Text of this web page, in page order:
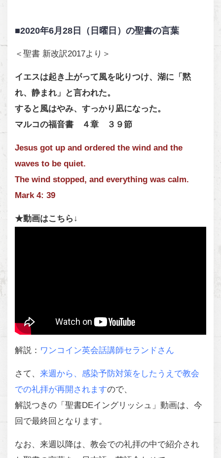
■2020年6月28日（日曜日）の聖書の言葉
＜聖書 新改訳2017より＞
イエスは起き上がって風を叱りつけ、湖に「黙
れ、静まれ」と言われた。
すると風はやみ、すっかり凪になった。
マルコの福音書 ４章 ３９節
Jesus got up and ordered the wind and the
waves to be quiet.
The wind stopped, and everything was calm.
Mark 4: 39
★動画はこちら↓
解説： ワンコイン英会話講師セランドさん
さて、 来週から、感染予防対策をしたうえで教会
での礼拝が再開されますので、
解説つきの「聖書DEイングリッシュ」動画は、今
回で最終回となります。
なお、来週以降は、教会での礼拝の中で紹介され